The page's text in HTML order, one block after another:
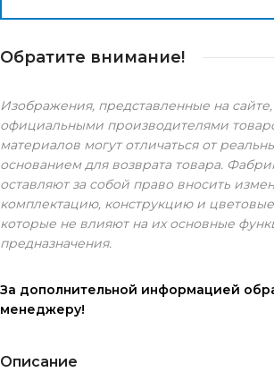
Обратите внимание!
Изображения, представленные на
официальными производителями
материалов могут отличаться от
основанием для возврата товара.
оставляют за собой право вносить
комплектацию, конструкцию и
которые не влияют на их основные
предназначения.
За дополнительной информацией
менеджеру!
Описание